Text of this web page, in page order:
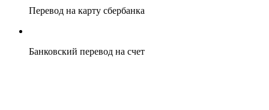
Перевод на карту сбербанка
Банковский перевод на счет